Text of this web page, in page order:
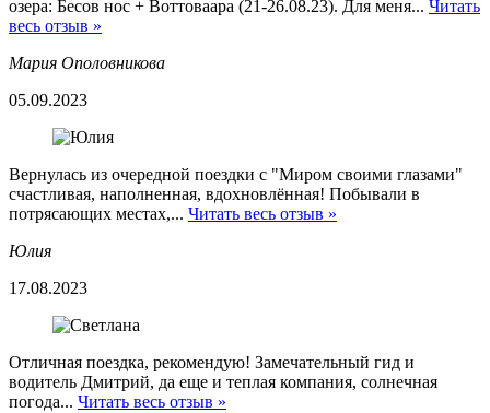
озера: Бесов нос + Воттоваара (21-26.08.23). Для меня... Читать
весь отзыв »
Мария Ополовникова
05.09.2023
Вернулась из очередной поездки с "Миром своими глазами"
счастливая, наполненная, вдохновлённая! Побывали в
потрясающих местах,... Читать весь отзыв »
Юлия
17.08.2023
Отличная поездка, рекомендую! Замечательный гид и
водитель Дмитрий, да еще и теплая компания, солнечная
погода... Читать весь отзыв »